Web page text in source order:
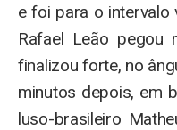
e foi para o intervalo
Rafael Leão pegou
finalizou forte, no
minutos depois, em
luso-brasileiro